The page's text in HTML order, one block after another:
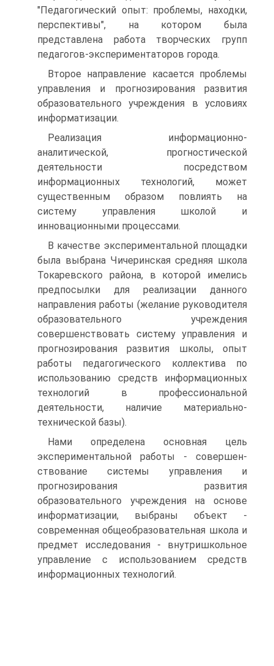
"Педагогический опыт: проблемы, находки,
перспективы", на котором была
представлена работа творческих групп
педагогов-экспериментаторов города.
Второе направление касается проблемы
управления и прогнозирования развития
образовательного учреждения в условиях
информатизации.
Реализация информационно-
аналитической, прогностической
деятельности посредством
информационных технологий, может
существенным образом повлиять на
систему управления школой и
инновационными процессами.
В качестве экспериментальной площадки
была выбрана Чичеринская средняя школа
Токаревского района, в которой имелись
предпосылки для реализации данного
направления работы (желание руководителя
образовательного учреждения
совершенствовать систему управления и
прогнозирования развития школы, опыт
работы педагогического коллектива по
использованию средств информационных
технологий в профессиональной
деятельности, наличие материально-
технической базы).
Нами определена основная цель
экспериментальной работы - совершен-
ствование системы управления и
прогнозирования развития
образовательного учреждения на основе
информатизации, выбраны объект -
современная общеобразовательная школа и
предмет исследования - внутришкольное
управление с использованием средств
информационных технологий.